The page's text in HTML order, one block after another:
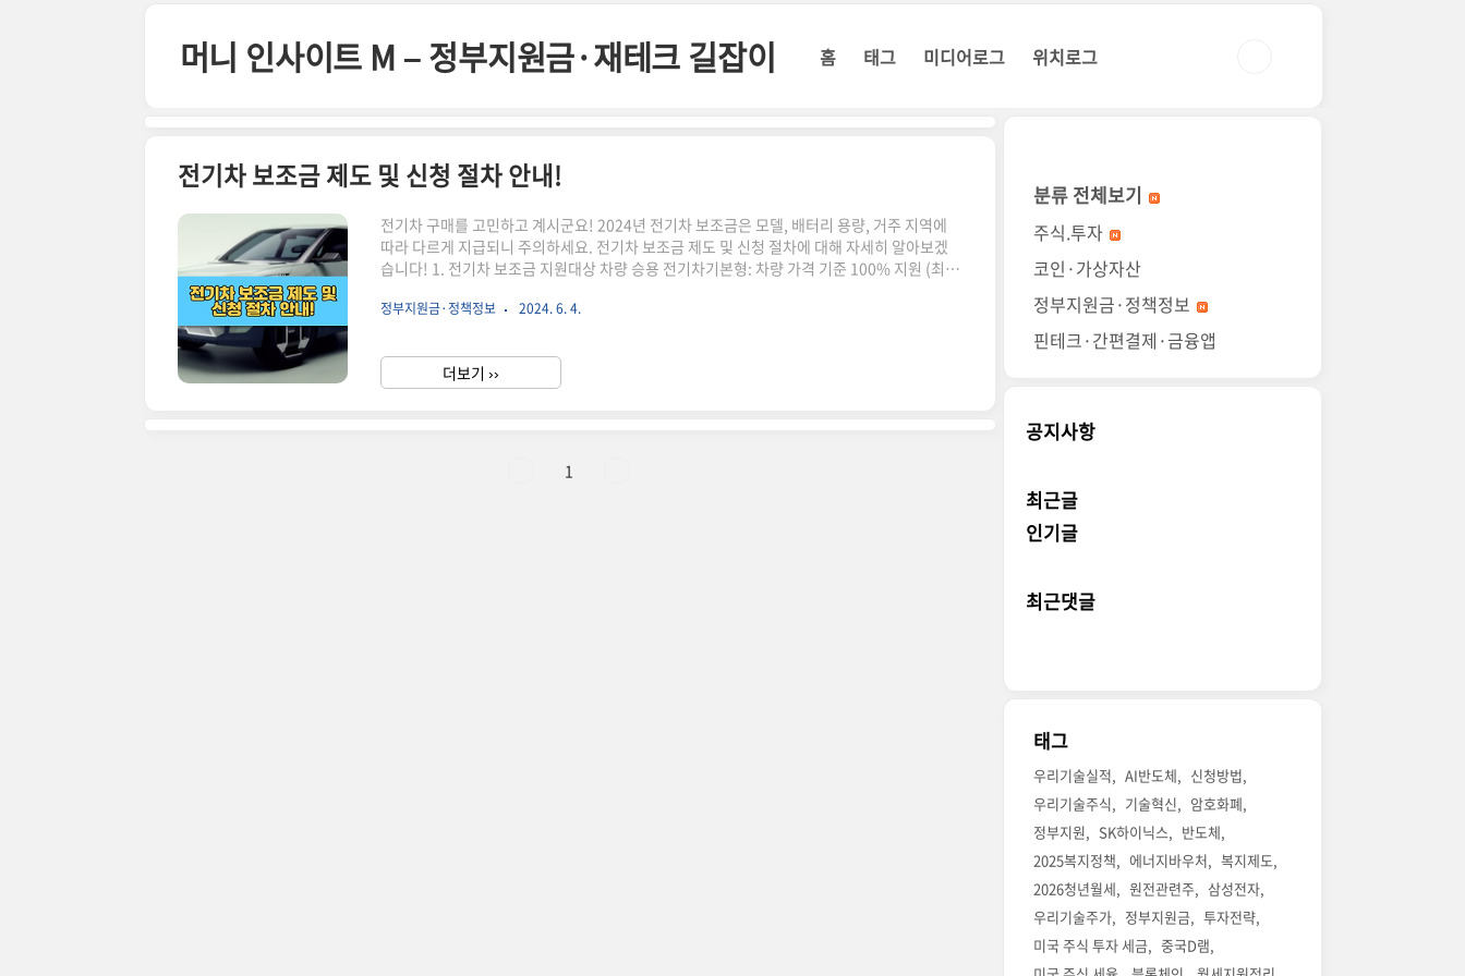
머니 인사이트 M – 정부지원금·재테크 길잡이 홈 태그 미디어로그 위치로그
전기차 보조금 제도 및 신청 절차 안내!
전기차 구매를 고민하고 계시군요! 2024년 전기차 보조금은 모델, 배터리 용량, 거주 지역에
따라 다르게 지급되니 주의하세요. 전기차 보조금 제도 및 신청 절차에 대해 자세히 알아보겠
습니다! 1. 전기차 보조금 지원대상 차량 승용 전기차기본형: 차량 가격 기준 100% 지원 (최대
외 상용 전기차차량 가격 기준 50% 지원 (최대 1,500만 원)택시, 버스, 물류차 등이 포함특수
차 보조금 혜택국고 보조금: 차량 모델, 배터리 용량에 따라 최대 690만 원 지급지자체 보조금:
정부지원금·정책정보 2024. 6. 4.
더보기 ››
1
분류 전체보기
주식.투자
코인·가상자산
정부지원금·정책정보
핀테크·간편결제·금융앱
공지사항
최근글
인기글
최근댓글
태그
우리기술실적 AI반도체
신청방법
우리기술주식
기술혁신
암호화폐
정부지원
SK하이닉스
반도체
2025복지정책
에너지바우처
복지제도
2026청년월세
원전관련주
삼성전자
우리기술주가
정부지원금
투자전략
미국 주식 투자 세금
중국D램